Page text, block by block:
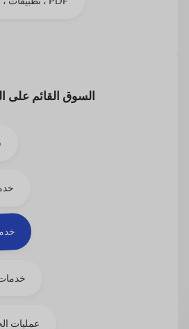
السوق القائم على
عمليات